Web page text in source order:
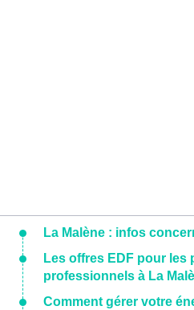
La Malène : infos
Les offres EDF pour les
professionnels à La
Comment gérer votre